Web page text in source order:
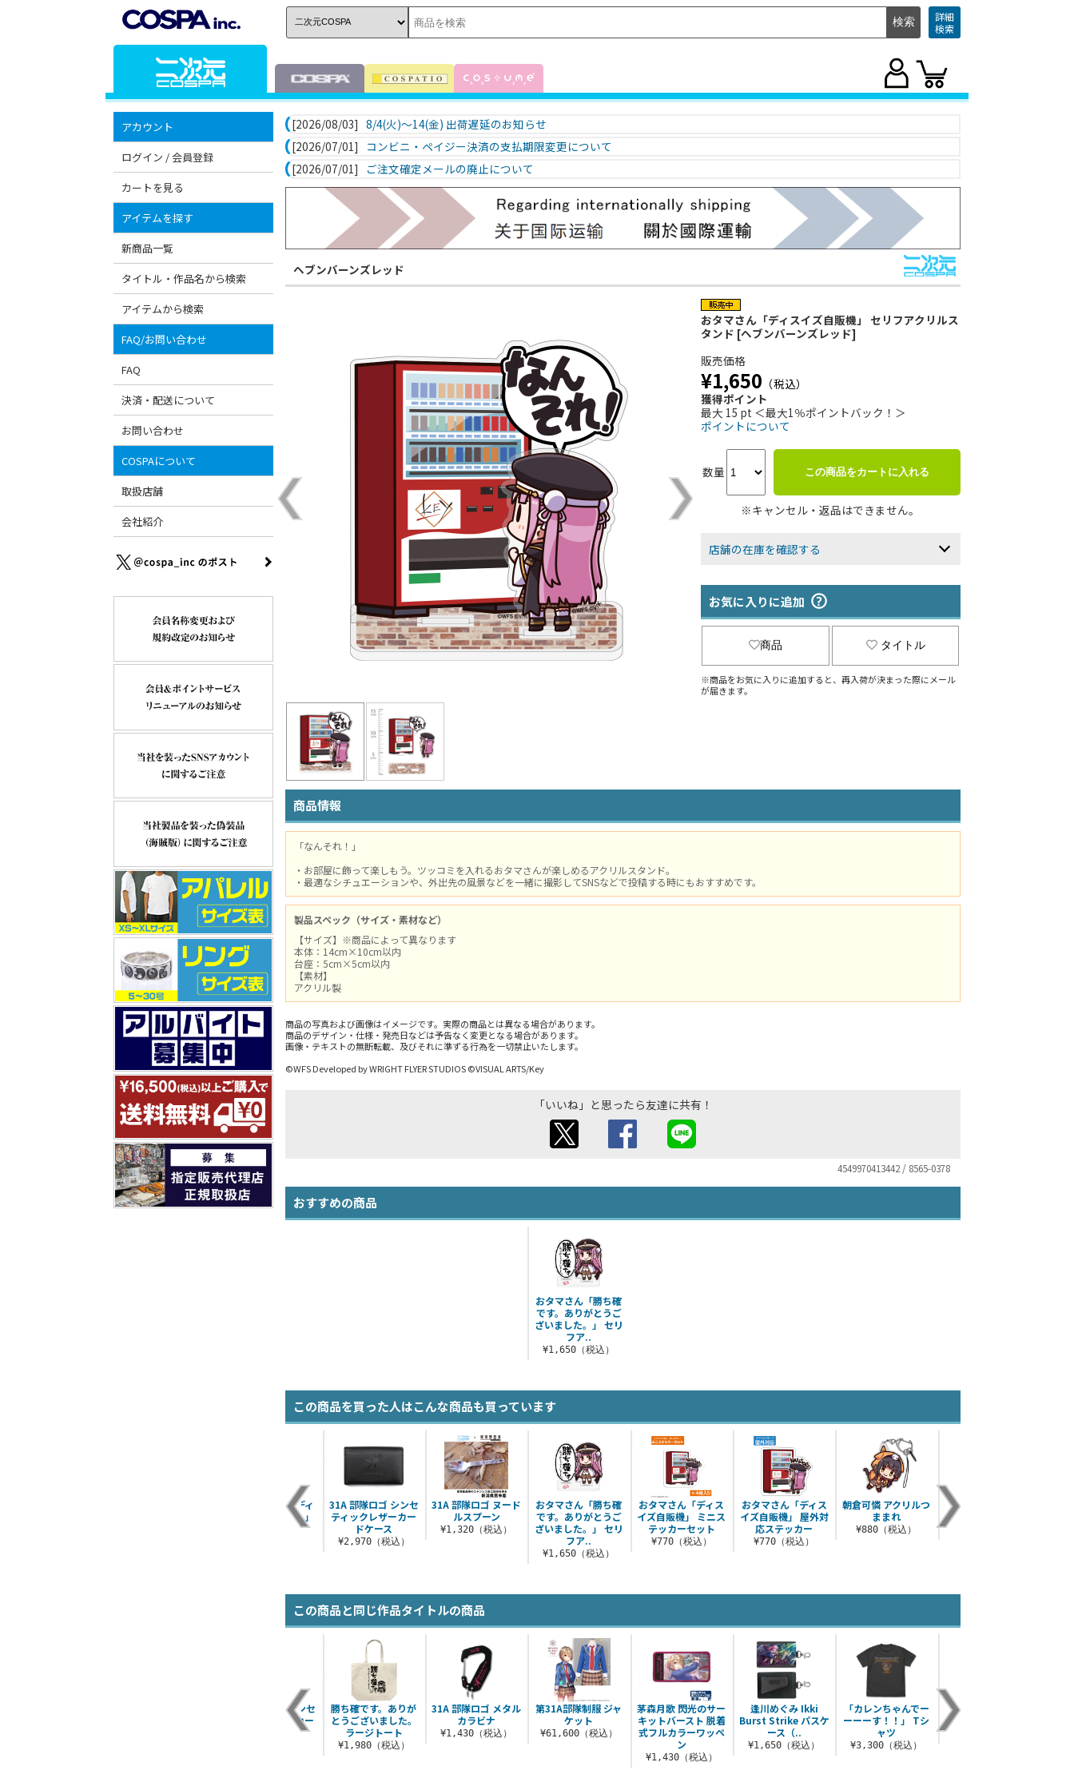
詳細
検索
アカウント
ログイン / 会員登録
カートを見る
アイテムを探す
新商品一覧
タイトル・作品名から検索
アイテムから検索
FAQ/お問い合わせ
FAQ
決済・配送について
お問い合わせ
COSPAについて
取扱店舗
会社紹介
[2026/08/03] 8/4(火)～14(金) 出荷遅延のお知らせ
[2026/07/01]
コンビニ・ペイジー決済の支払期限変更について
[2026/07/01]
ご注文確定メールの廃止について
ヘブンバーンズレッド
おタマさん「ディスイズ自販機」 セリフアクリルス
タンド [ヘブンバーンズレッド]
販売価格
¥1,650 （税込）
獲得ポイント
最大 15 pt ＜最大1％ポイントバック！＞
ポイントについて
数量 この商品をカートに入れる
※キャンセル・返品はできません。
店舗の在庫を確認する
お気に入りに追加
商品 タイトル
※商品をお気に入りに追加すると、再入荷が決まった際にメール
が届きます。
商品情報
「なんそれ！」
・お部屋に飾って楽しもう。ツッコミを入れるおタマさんが楽しめるアクリルスタンド。
・最適なシチュエーションや、外出先の風景などを一緒に撮影してSNSなどで投稿する時にもおすすめです。
製品スペック（サイズ・素材など）
【サイズ】※商品によって異なります
本体：14cm×10cm以内
台座：5cm×5cm以内
【素材】
アクリル製
商品の写真および画像はイメージです。実際の商品とは異なる場合があります。
商品のデザイン・仕様・発売日などは予告なく変更となる場合があります。
画像・テキストの無断転載、及びそれに準ずる行為を一切禁止いたします。
©WFS Developed by WRIGHT FLYER STUDIOS ©VISUAL ARTS/Key
「いいね」と思ったら友達に共有！
4549970413442 / 8565-0378
おすすめの商品
おタマさん「勝ち確
です。ありがとうご
ざいました。」 セリ
フア..
¥1,650（税込）
この商品を買った人はこんな商品も買っています
おタマさん「勝ち確
です。ありがとうご
ざいました。」 セリ
フア..
¥1,650（税込）
おタマさん「ディス
イズ自販機」 ミニス
テッカーセット
¥770（税込）
おタマさん「ディス
イズ自販機」 屋外対
応ステッカー
¥770（税込）
朝倉可憐 アクリルつ
ままれ
¥880（税込）
東城つかさ アクリル
おタマさんの「ディ
スイズ自販機！！」
31A 部隊ロゴ シンセ
ティックレザーカー
ドケース
¥2,970（税込）
31A 部隊ロゴ ヌード
ルスプーン
¥1,320（税込）
この商品と同じ作品タイトルの商品
第31A部隊制服 ジャ
ケット
¥61,600（税込）
茅森月歌 閃光のサー
キットバースト 脱着
式フルカラーワッペ
ン
¥1,430（税込）
逢川めぐみ Ikki
Burst Strike パスケ
ース（..
¥1,650（税込）
「カレンちゃんでー
ーーーす！！」 Tシ
ャツ
¥3,300（税込）
蒼井えりか アクリル
31A 部隊ロゴ シンセ
ティックレザーカー
勝ち確です。ありが
とうございました。
ラージトート
¥1,980（税込）
31A 部隊ロゴ メタル
カラビナ
¥1,430（税込）